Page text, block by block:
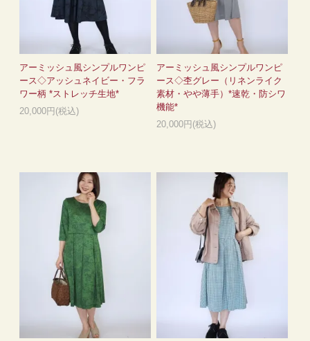
アーミッシュ風シンプルワンピ
ース◇アッシュネイビー・フラ
ワー柄 *ストレッチ生地*
20,000円(税込)
アーミッシュ風シンプルワンピ
ース◇杢グレー（リネンライク
素材・やや薄手）*速乾・防シワ
機能*
20,000円(税込)